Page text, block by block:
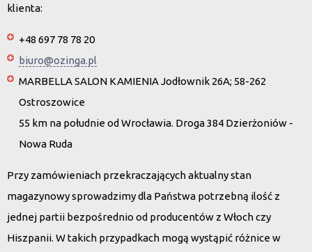
klienta:
+48 697 78 78 20
biuro@ozinga.pl
MARBELLA SALON KAMIENIA Jodłownik 26A; 58-262
Ostroszowice
55 km na południe od Wrocławia. Droga 384 Dzierżoniów -
Nowa Ruda
Przy zamówieniach przekraczających aktualny stan
magazynowy sprowadzimy dla Państwa potrzebną ilość z
jednej partii bezpośrednio od producentów z Włoch czy
Hiszpanii. W takich przypadkach mogą wystąpić różnice w